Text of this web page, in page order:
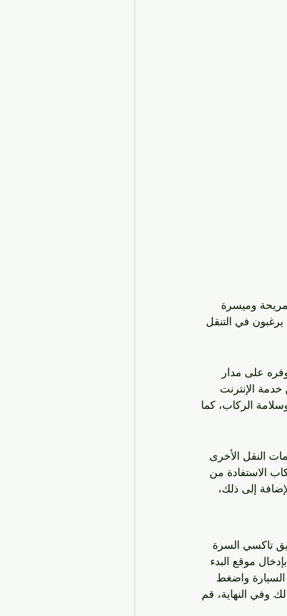
وميسرة
في التنقل
على مدار
الإنترنت
الركاب، كما
النقل الأخرى.
الاستفادة من
إلى ذلك،
تاكسي السرة
موقع البدء
السيارة واضغط
وفي النهاية، قم